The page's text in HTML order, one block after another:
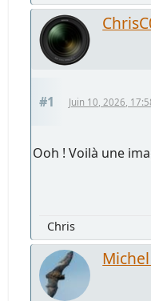
#1 Juin 10, 2026,
Ooh ! Voilà une
Chris